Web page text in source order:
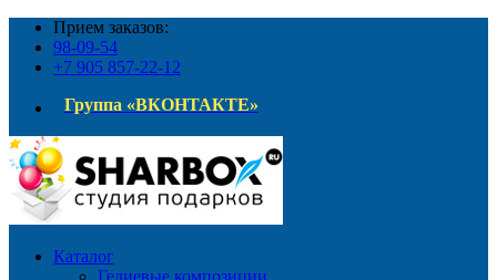
Прием заказов:
98-09-54
+7 905 857-22-12
Группа «ВКОНТАКТЕ»
Каталог
Гелиевые композиции